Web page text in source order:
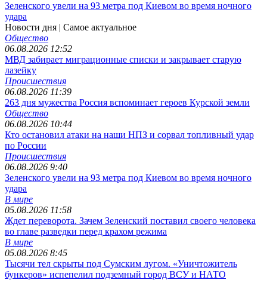
Зеленского увели на 93 метра под Киевом во время ночного
удара
Новости дня | Самое актуальное
Общество
06.08.2026 12:52
МВД забирает миграционные списки и закрывает старую
лазейку
Происшествия
06.08.2026 11:39
263 дня мужества Россия вспоминает героев Курской земли
Общество
06.08.2026 10:44
Кто остановил атаки на наши НПЗ и сорвал топливный удар
по России
Происшествия
06.08.2026 9:40
Зеленского увели на 93 метра под Киевом во время ночного
удара
В мире
05.08.2026 11:58
Ждет переворота. Зачем Зеленский поставил своего человека
во главе разведки перед крахом режима
В мире
05.08.2026 8:45
Тысячи тел скрыты под Сумским лугом. «Уничтожитель
бункеров» испепелил подземный город ВСУ и НАТО